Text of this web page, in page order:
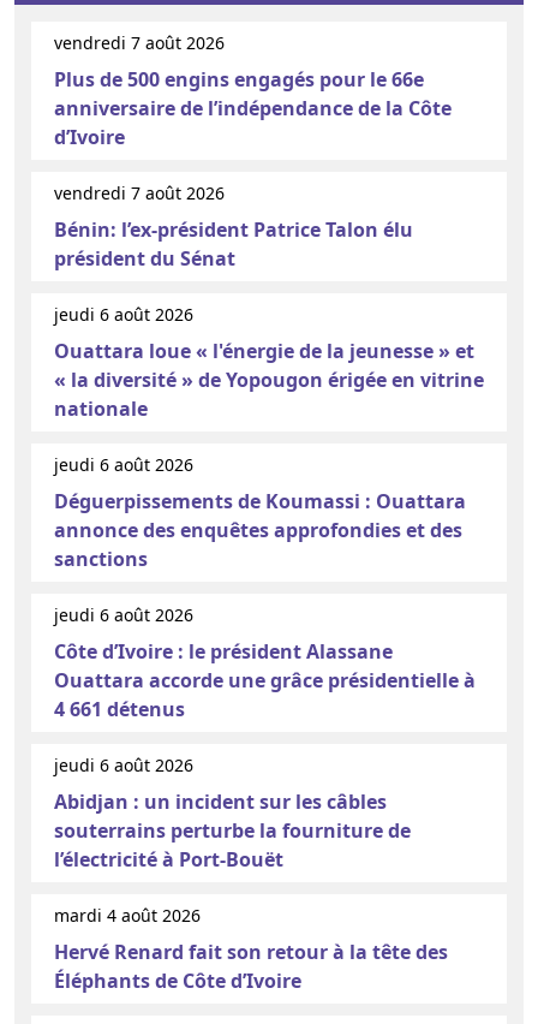
vendredi 7 août 2026
Plus de 500 engins engagés pour le 66e
anniversaire de l’indépendance de la Côte
d’Ivoire
vendredi 7 août 2026
Bénin: l’ex-président Patrice Talon élu
président du Sénat
jeudi 6 août 2026
Ouattara loue « l'énergie de la jeunesse » et
« la diversité » de Yopougon érigée en vitrine
nationale
jeudi 6 août 2026
Déguerpissements de Koumassi : Ouattara
annonce des enquêtes approfondies et des
sanctions
jeudi 6 août 2026
Côte d’Ivoire : le président Alassane
Ouattara accorde une grâce présidentielle à
4 661 détenus
jeudi 6 août 2026
Abidjan : un incident sur les câbles
souterrains perturbe la fourniture de
l’électricité à Port-Bouët
mardi 4 août 2026
Hervé Renard fait son retour à la tête des
Éléphants de Côte d’Ivoire